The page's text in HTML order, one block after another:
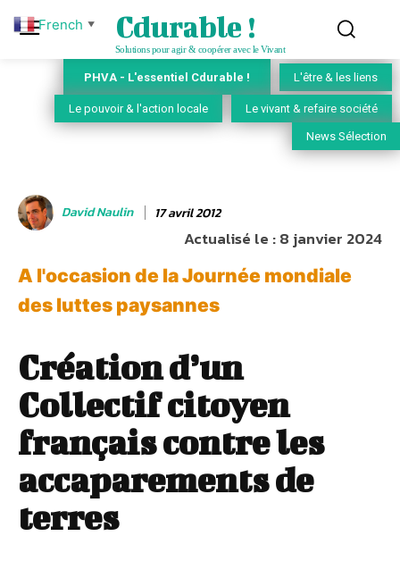
Cdurable !
Solutions pour agir & coopérer avec le Vivant
PHVA - L'essentiel Cdurable ! L'être & les liens
Le pouvoir & l'action locale Le vivant & refaire société
News Sélection
David Naulin 17 avril 2012
Actualisé le :8 janvier 2024
A l'occasion de la Journée mondiale
des luttes paysannes
Création d’un
Collectif citoyen
français contre les
accaparements de
terres
French ▼